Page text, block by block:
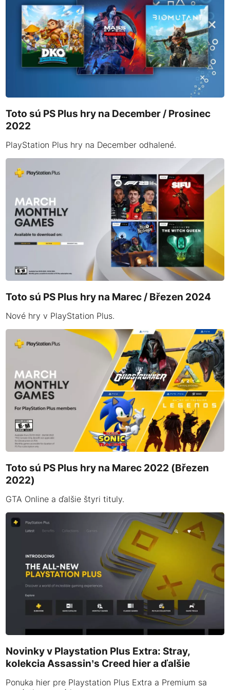
Toto sú PS Plus hry na December / Prosinec
2022
PlayStation Plus hry na December odhalené.
Toto sú PS Plus hry na Marec / Březen 2024
Nové hry v PlayStation Plus.
Toto sú PS Plus hry na Marec 2022 (Březen
2022)
GTA Online a ďalšie štyri tituly.
Novinky v Playstation Plus Extra: Stray,
kolekcia Assassin’s Creed hier a ďalšie
Ponuka hier pre Playstation Plus Extra a Premium sa